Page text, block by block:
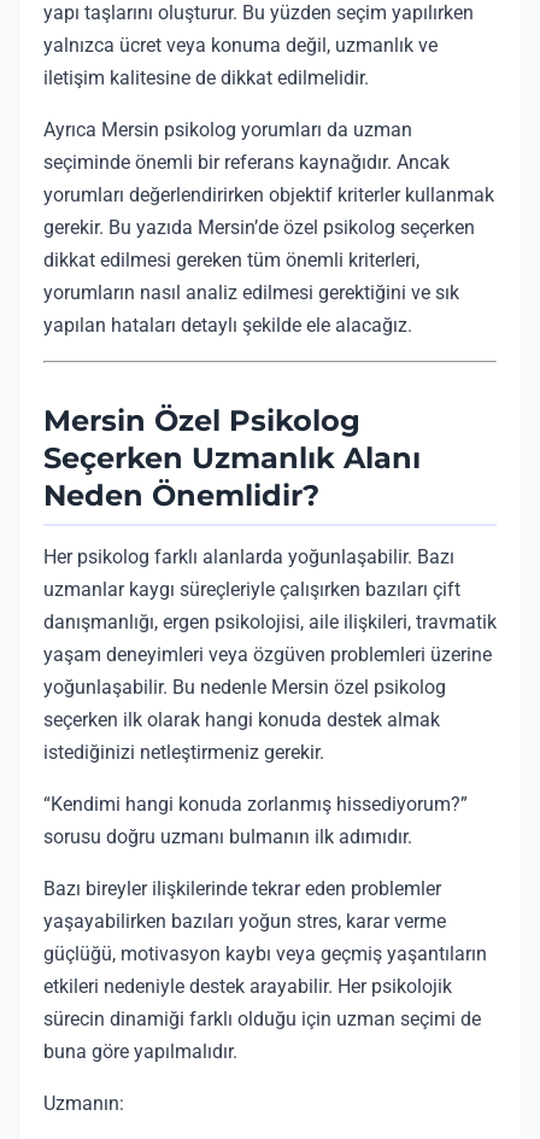
yapı taşlarını oluşturur. Bu yüzden seçim yapılırken
yalnızca ücret veya konuma değil, uzmanlık ve
iletişim kalitesine de dikkat edilmelidir.
Ayrıca Mersin psikolog yorumları da uzman
seçiminde önemli bir referans kaynağıdır. Ancak
yorumları değerlendirirken objektif kriterler kullanmak
gerekir. Bu yazıda Mersin’de özel psikolog seçerken
dikkat edilmesi gereken tüm önemli kriterleri,
yorumların nasıl analiz edilmesi gerektiğini ve sık
yapılan hataları detaylı şekilde ele alacağız.
Mersin Özel Psikolog
Seçerken Uzmanlık Alanı
Neden Önemlidir?
Her psikolog farklı alanlarda yoğunlaşabilir. Bazı
uzmanlar kaygı süreçleriyle çalışırken bazıları çift
danışmanlığı, ergen psikolojisi, aile ilişkileri, travmatik
yaşam deneyimleri veya özgüven problemleri üzerine
yoğunlaşabilir. Bu nedenle Mersin özel psikolog
seçerken ilk olarak hangi konuda destek almak
istediğinizi netleştirmeniz gerekir.
“Kendimi hangi konuda zorlanmış hissediyorum?”
sorusu doğru uzmanı bulmanın ilk adımıdır.
Bazı bireyler ilişkilerinde tekrar eden problemler
yaşayabilirken bazıları yoğun stres, karar verme
güçlüğü, motivasyon kaybı veya geçmiş yaşantıların
etkileri nedeniyle destek arayabilir. Her psikolojik
sürecin dinamiği farklı olduğu için uzman seçimi de
buna göre yapılmalıdır.
Uzmanın: